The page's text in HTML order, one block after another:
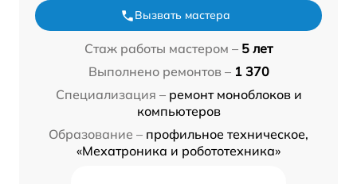
Вызвать мастера
Стаж работы мастером – 5 лет
Выполнено ремонтов – 1 370
Специализация – ремонт моноблоков и
компьютеров
Образование – профильное техническое,
«Мехатроника и робототехника»